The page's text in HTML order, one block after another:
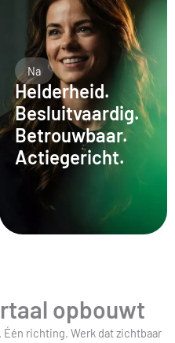
Na
Helderheid.
Besluitvaardig.
Betrouwbaar.
Actiegericht.
opbouwt
Één richting. Werk dat zichtbaar